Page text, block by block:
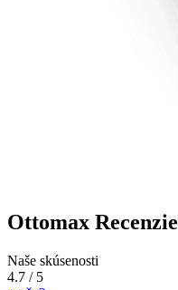
Ottomax Recenzie
Naše skúsenosti
4.7 / 5